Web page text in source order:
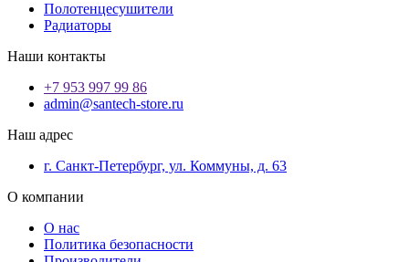
Полотенцесушители
Радиаторы
Наши контакты
+7 953 997 99 86
admin@santech-store.ru
Наш адрес
г. Санкт-Петербург, ул. Коммуны, д. 63
О компании
О нас
Политика безопасности